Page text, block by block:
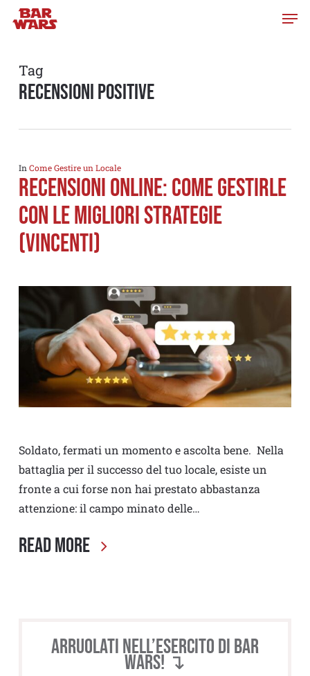
Skip
content
Tag
recensioni positive
In Come Gestire un Locale
Recensioni Online: come gestirle
con le migliori strategie
(vincenti)
Soldato, fermati un momento e ascolta bene. Nella
battaglia per il successo del tuo locale, esiste un
fronte a cui forse non hai prestato abbastanza
attenzione: il campo minato delle…
Read More
Arruolati nell’esercito di BAR
WARS! ↴